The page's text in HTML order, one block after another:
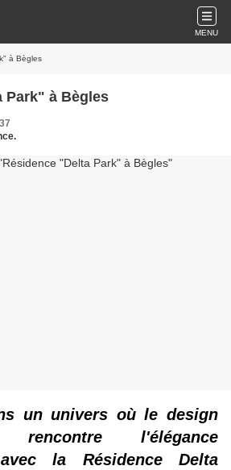
MENU
à Bègles
Park" à Bègles
un univers où le design
rencontre l'élégance
la Résidence Delta